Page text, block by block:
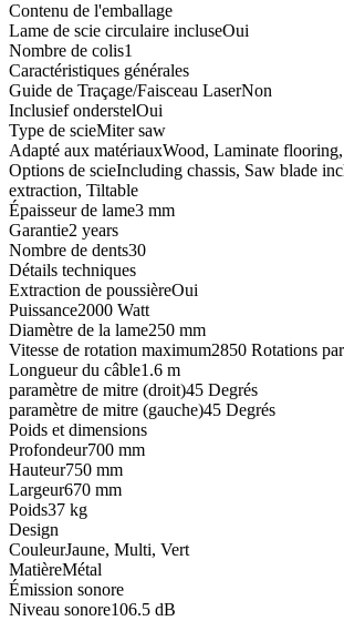
Contenu de l'emballage
Lame de scie circulaire incluseOui
Nombre de colis1
Caractéristiques générales
Guide de Traçage/Faisceau LaserNon
Inclusief onderstelOui
Type de scieMiter saw
Adapté aux matériauxWood, Laminate
Options de scieIncluding chassis, Saw blade
extraction, Tiltable
Épaisseur de lame3 mm
Garantie2 years
Nombre de dents30
Détails techniques
Extraction de poussièreOui
Puissance2000 Watt
Diamètre de la lame250 mm
Vitesse de rotation maximum2850 Rotations
Longueur du câble1.6 m
paramètre de mitre (droit)45 Degrés
paramètre de mitre (gauche)45 Degrés
Poids et dimensions
Profondeur700 mm
Hauteur750 mm
Largeur670 mm
Poids37 kg
Design
CouleurJaune, Multi, Vert
MatièreMétal
Émission sonore
Niveau sonore106.5 dB